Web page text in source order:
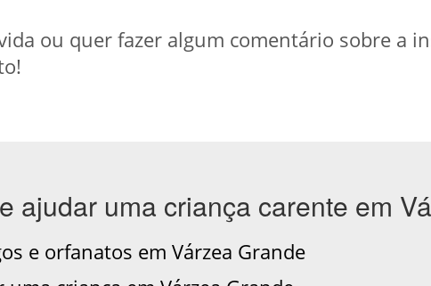
ou quer fazer algum comentário sobre a
ajudar uma criança carente em
e orfanatos em Várzea Grande